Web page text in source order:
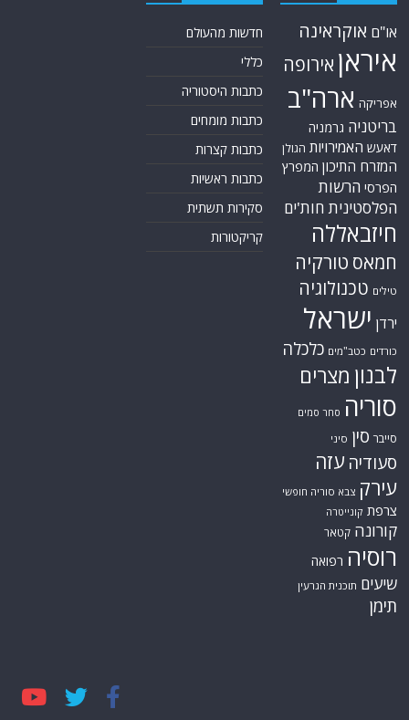
או"ם אוקראינה
איראן אירופה
אפריקה ארה"ב
בריטניה גרמניה
דאעש האמירויות הגולן
המזרח התיכון המפרץ
הפרסי הרשות
הפלסטינית חות'ים
חיזבאללה
חמאס טורקיה
טילים טכנולוגיה
ירדן ישראל
כורדים כטב"מים כלכלה
לבנון מצרים
סוריה סחר סמים
סייבר סין סיני
סעודיה עזה
עירק צבא סוריה חופשי
צרפת קונייטרה
קורונה קטאר
רוסיה רפואה
שיעים תוכנית הגרעין
תימן
חדשות מהעולם
כללי
כתבות היסטוריה
כתבות מומחים
כתבות קצרות
כתבות ראשיות
סקירות תשתית
קריקטורות